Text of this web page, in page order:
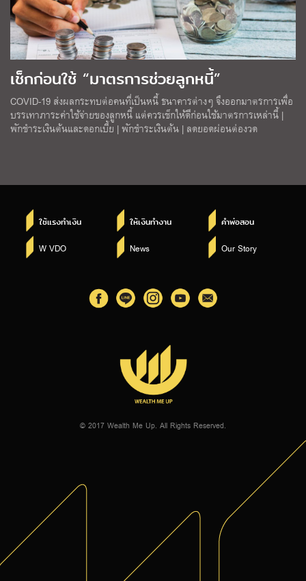
เช็กก่อนใช้ “มาตรการช่วยลูกหนี้”
COVID-19 ส่งผลกระทบต่อคนที่เป็นหนี้ ธนาคารต่างๆ จึงออกมาตรการเพื่อ
บรรเทาภาระค่าใช้จ่ายของลูกหนี้ แต่ควรเช็กให้ดีก่อนใช้มาตรการเหล่านี้ |
พักชำระเงินต้นและดอกเบี้ย | พักชำระเงินต้น | ลดยอดผ่อนต่องวด
ใช้แรงทำเงิน ให้เงินทำงาน คำพ่อสอน
W VDO News Our Story
© 2017 Wealth Me Up. All Rights Reserved.